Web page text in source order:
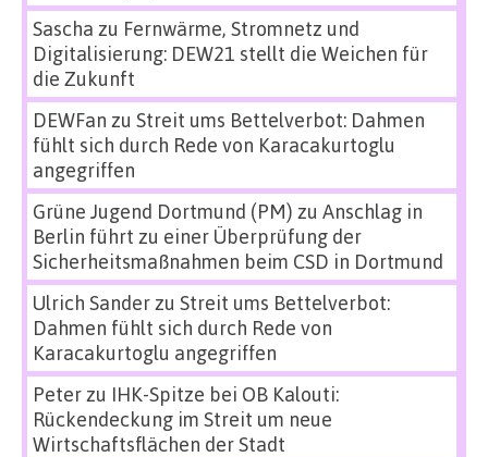
Sascha zu Fernwärme, Stromnetz und
Digitalisierung: DEW21 stellt die Weichen für
die Zukunft
DEWFan zu Streit ums Bettelverbot: Dahmen
fühlt sich durch Rede von Karacakurtoglu
angegriffen
Grüne Jugend Dortmund (PM) zu Anschlag in
Berlin führt zu einer Überprüfung der
Sicherheitsmaßnahmen beim CSD in Dortmund
Ulrich Sanderzu Streit ums Bettelverbot:
Dahmen fühlt sich durch Rede von
Karacakurtoglu angegriffen
Peterzu IHK-Spitze bei OB Kalouti:
Rückendeckung im Streit um neue
Wirtschaftsflächen der Stadt